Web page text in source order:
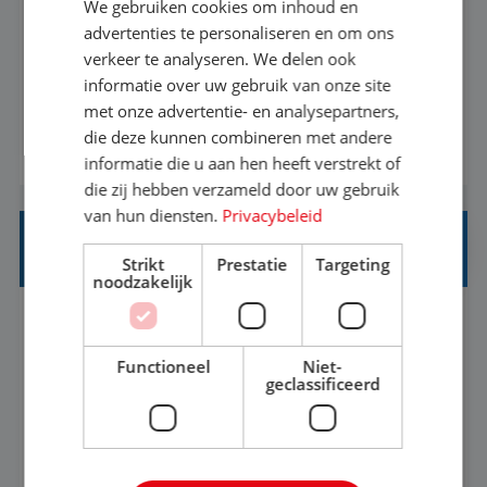
Met jouw ervaring in de reisbranche of
achtergrond in toerisme ben je klaar voor de
volgende stap. Vanaf je stoel reis je de hele
wereld over en speel je moeiteloos in op de
wensen van je team, je klant en wat er in de
reiswereld gebeurt. Met je enthousiasme weet je
klanten te overtuigen om die droomreis te
boeken! ...
BEKIJK VACATURE
REISADVISEUR ALLROUND
Aalsmeer, Noord-Holland, Nederland
33-36 uur
MBO
Een vakantie plannen is het leukste dat er is. Of
het nu voor jezelf is, of voor een ander: jij vindt
We gebruiken cookies om inhoud en
advertenties te personaliseren en om ons
verkeer te analyseren. We delen ook
informatie over uw gebruik van onze site
met onze advertentie- en analysepartners,
die deze kunnen combineren met andere
informatie die u aan hen heeft verstrekt of
die zij hebben verzameld door uw gebruik
van hun diensten. Privacybeleid
Strikt
noodzakelijk
Prestatie Targeting
Functioneel
Niet-
geclassificeerd